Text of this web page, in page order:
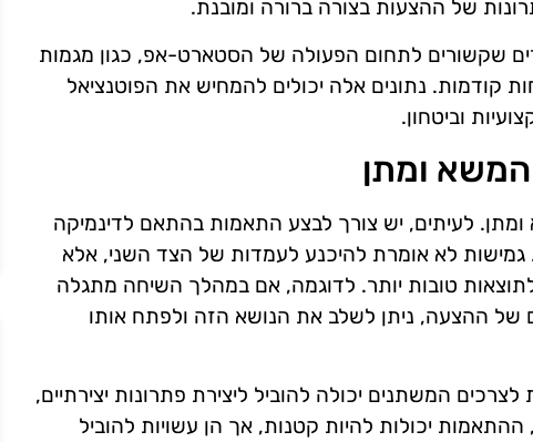
של ההצעות בצורה ברורה ומובנת.
שקשורים לתחום הפעולה של הסטארט-אפ, כגון מגמות
קודמות. נתונים אלה יכולים להמחיש את הפוטנציאל
וביטחון.
ומתן
ומתן. לעיתים, יש צורך לבצע התאמות בהתאם לדינמיקה
לא אומרת להיכנע לעמדות של הצד השני, אלא
לתוצאות טובות יותר. לדוגמה, אם במהלך השיחה מתגלה
של ההצעה, ניתן לשלב את הנושא הזה ולפתח אותו
המשתנים יכולה להוביל ליצירת פתרונות יצירתיים,
יכולות להיות קטנות, אך הן עשויות להוביל